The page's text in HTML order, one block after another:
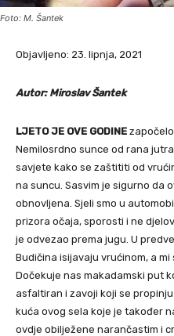
Foto: M. Šantek
Objavljeno: 23. lipnja, 2021
Autor: Miroslav Šantek
LJETO JE OVE GODINE
Nemilosrdno sunce od rana
savjete kako se zaštititi od
na suncu. Sasvim je sigurno da
obnovljena. Sjeli smo u
prizora očaja, sporosti i ne
je odvezao prema jugu. U
Budičina isijavaju vrućinom, a
Dočekuje nas makadamski put
asfaltiran i zavoji koji se
kuća ovog sela koje je također
ovdje obilježene narančastim i